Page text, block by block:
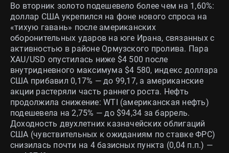
Во вторник золото подешевело более чем на 1,60%:
доллар США укрепился на фоне нового спроса на
«тихую гавань» после американских
оборонительных ударов на юге Ирана, связанных с
активностью в районе Ормузского пролива. Пара
XAU/USD опустилась ниже $4 500 после
внутридневного максимума $4 580, индекс доллара
США прибавил 0,17% — до 99,17, а американские
акции растеряли часть раннего роста. Нефть
продолжила снижение: WTI (американская нефть)
подешевела на 2,75% — до $94,34 за баррель.
Доходность двухлетних казначейских облигаций
США (чувствительных к ожиданиям по ставке ФРС)
снизилась почти на 4 базисных пункта (0,04 п.п.) —